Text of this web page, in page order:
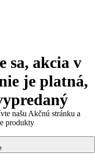
sa, akcia v
je platná,
našu Akčnú stránku a
produkty